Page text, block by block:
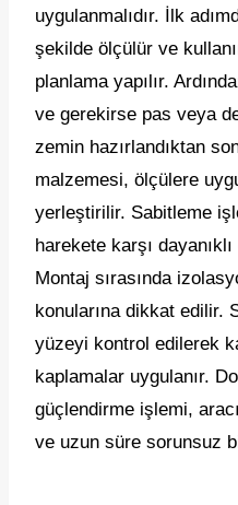
uygulanmalıdır. İlk
şekilde ölçülür ve
planlama yapılır.
ve gerekirse pas veya
zemin hazırlandıktan
malzemesi, ölçülere
yerleştirilir. Sabitleme
harekete karşı
Montaj sırasında
konularına dikkat edilir.
yüzeyi kontrol edilerek
kaplamalar uygulanır.
güçlendirme işlemi,
ve uzun süre sorunsuz